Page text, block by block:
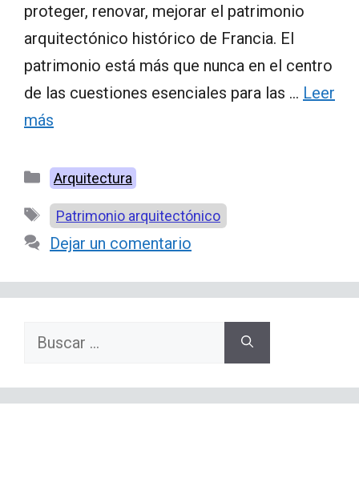
proteger, renovar, mejorar el patrimonio
arquitectónico histórico de Francia. El
patrimonio está más que nunca en el centro
de las cuestiones esenciales para las … Leer
más
Categorías
Arquitectura
Etiquetas
Patrimonio arquitectónico
Dejar un comentario
Buscar: